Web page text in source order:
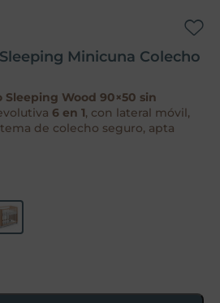
Minicuna Colecho
Sleeping Wood 90×50 sin
6 en 1, con lateral móvil,
de colecho seguro, apta